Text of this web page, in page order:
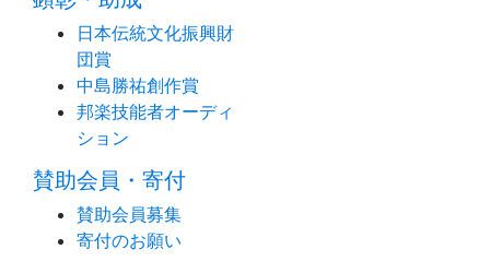
日本伝統文化振興財
団賞
中島勝祐創作賞
邦楽技能者オーディ
ション
賛助会員・寄付
賛助会員募集
寄付のお願い